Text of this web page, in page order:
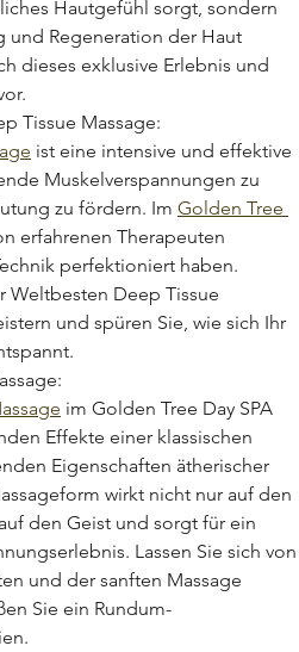
Hautgefühl sorgt, sondern
und Regeneration der Haut
dieses exklusive Erlebnis und
Tissue Massage:
ist eine intensive und effektive
Muskelverspannungen zu
zu fördern. Im Golden Tree
erfahrenen Therapeuten
perfektioniert haben.
Weltbesten Deep Tissue
und spüren Sie, wie sich Ihr
im Golden Tree Day SPA
Effekte einer klassischen
Eigenschaften ätherischer
wirkt nicht nur auf den
den Geist und sorgt für ein
Lassen Sie sich
und der sanften Massage
Sie ein Rundum-